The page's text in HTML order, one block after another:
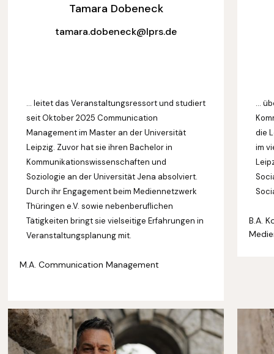
Tamara Dobeneck
tamara.dobeneck@lprs.de
… leitet das Veranstaltungsressort und studiert
seit Oktober 2025 Communication
Management im Master an der Universität
Leipzig. Zuvor hat sie ihren Bachelor in
Kommunikationswissenschaften und
Soziologie an der Universität Jena absolviert.
Durch ihr Engagement beim Mediennetzwerk
Thüringen e.V. sowie nebenberuflichen
Tätigkeiten bringt sie vielseitige Erfahrungen in
Veranstaltungsplanung mit.
M.A. Communication Management
...
die
im
B.A.